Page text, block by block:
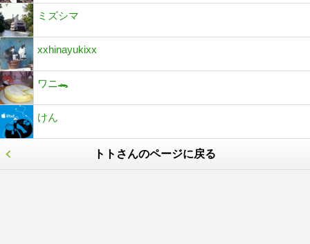
ミズシマ
xxhinayukixx
ワニ🐊
けん
トトさんのページに戻る